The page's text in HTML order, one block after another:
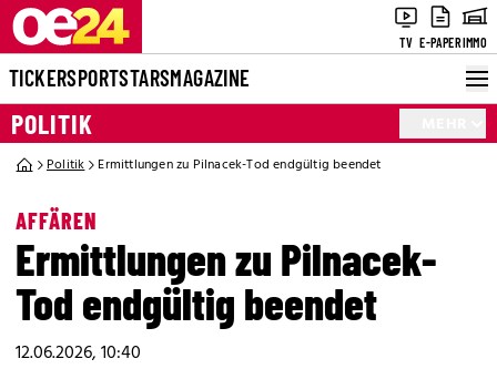
TV E-PAPERIMMO
TICKERSPORTSTARSMAGAZINE
POLITIK
Politik Ermittlungen zu Pilnacek-Tod endgültig beendet
AFFÄREN
Ermittlungen zu Pilnacek-
Tod endgültig beendet
12.06.2026, 10:40